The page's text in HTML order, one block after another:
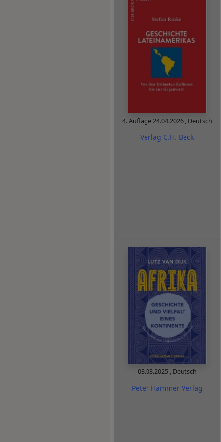
4. Auflage24.04.2026 , Deutsch
Verlag C.H. Beck
03.03.2025 , Deutsch
Peter Hammer Verlag